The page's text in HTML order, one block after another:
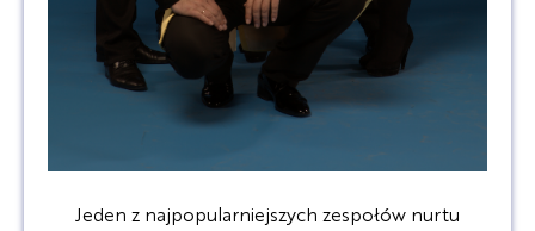
Jeden z najpopularniejszych zespołów nurtu